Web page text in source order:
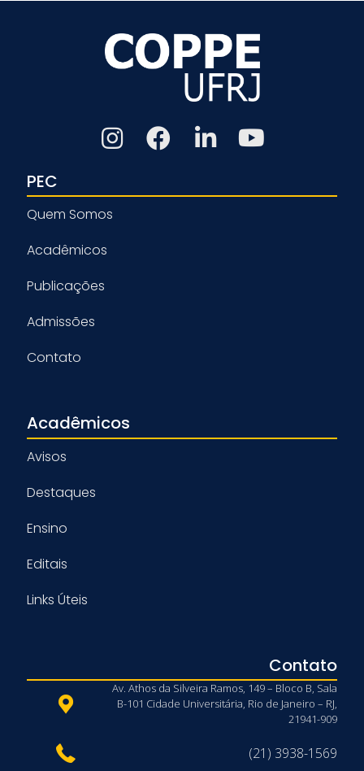
PEC
Quem Somos
Acadêmicos
Publicações
Admissões
Contato
Acadêmicos
Avisos
Destaques
Ensino
Editais
Links Úteis
Contato
Av. Athos da Silveira Ramos, 149 – Bloco B, Sala
B-101 Cidade Universitária, Rio de Janeiro – RJ,
21941-909
(21) 3938-1569